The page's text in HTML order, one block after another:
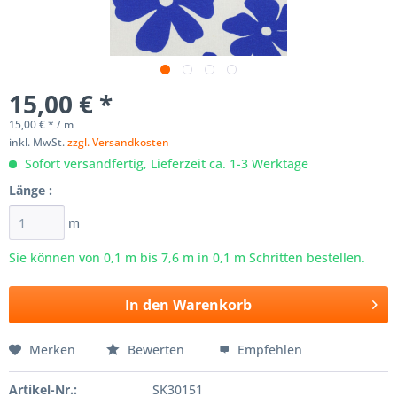
15,00 € *
15,00 € * / m
inkl. MwSt.zzgl. Versandkosten
Sofort versandfertig, Lieferzeit ca. 1-3 Werktage
Länge :
m
Sie können von 0,1 m bis 7,6 m in 0,1 m Schritten bestellen.
In den Warenkorb
Merken Bewerten Empfehlen
Artikel-Nr.: SK30151